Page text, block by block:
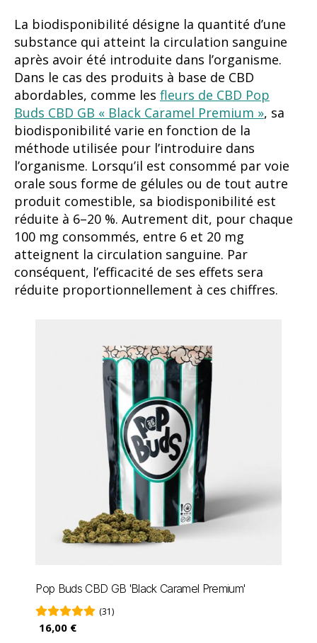
La biodisponibilité désigne la quantité d’une
substance qui atteint la circulation sanguine
après avoir été introduite dans l’organisme.
Dans le cas des produits à base de CBD
abordables, comme les fleurs de CBD Pop
Buds CBD GB « Black Caramel Premium », sa
biodisponibilité varie en fonction de la
méthode utilisée pour l’introduire dans
l’organisme. Lorsqu’il est consommé par voie
orale sous forme de gélules ou de tout autre
produit comestible, sa biodisponibilité est
réduite à 6–20 %. Autrement dit, pour chaque
100 mg consommés, entre 6 et 20 mg
atteignent la circulation sanguine. Par
conséquent, l’efficacité de ses effets sera
réduite proportionnellement à ces chiffres.
Pop Buds CBD GB 'Black Caramel Premium'
(31)
16,00 €